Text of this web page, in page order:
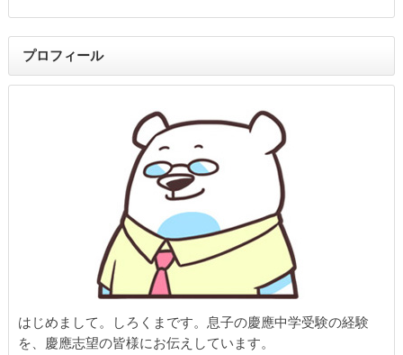
プロフィール
はじめまして。しろくまです。息子の慶應中学受験の経験
を、慶應志望の皆様にお伝えしています。